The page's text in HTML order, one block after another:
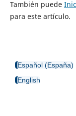
También puede
para este artículo.
Español (España)
English